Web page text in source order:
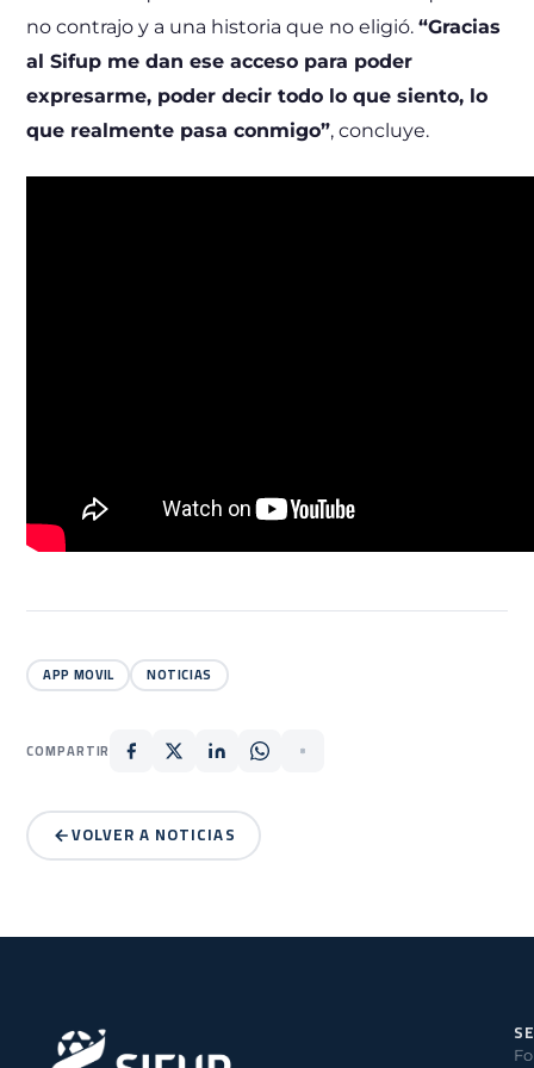
no contrajo y a una historia que no eligió.“Gracias
al Sifup me dan ese acceso para poder
expresarme, poder decir todo lo que siento, lo
que realmente pasa conmigo”, concluye.
APP MOVIL NOTICIAS
COMPARTIR
VOLVER A NOTICIAS